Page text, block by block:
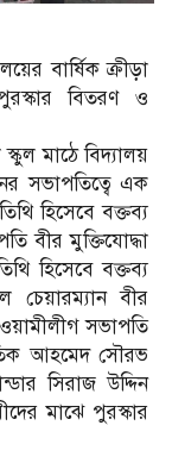
বার্ষিক ক্রীড়া
বিতরণ ও
মাঠে বিদ্যালয়
সভাপতিত্বে এক
হিসেবে বক্তব্য
বীর মুক্তিযোদ্ধা
হিসেবে বক্তব্য
চেয়ারম্যান বীর
সভাপতি
আহমেদ সৌরভ
সিরাজ উদ্দিন
মাঝে পুরস্কার